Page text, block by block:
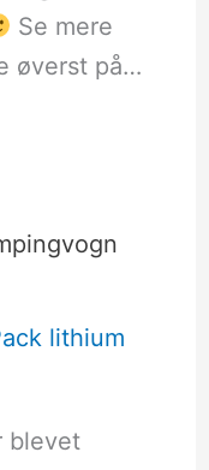
Se mere
øverst på…
blevet